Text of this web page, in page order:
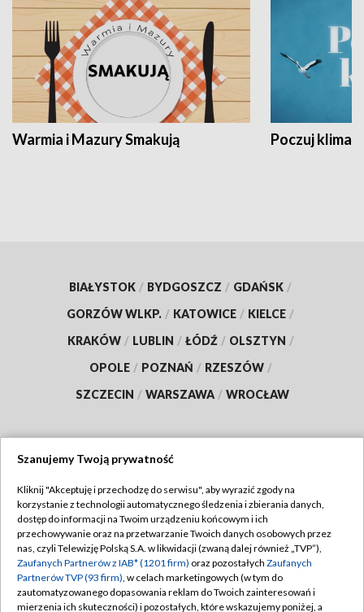
Warmia i Mazury Smakują Poczuj klimat
BIAŁYSTOK / BYDGOSZCZ / GDAŃSK /
GORZÓW WLKP. / KATOWICE / KIELCE /
KRAKÓW / LUBLIN / ŁÓDŹ / OLSZTYN /
OPOLE / POZNAŃ / RZESZÓW /
SZCZECIN / WARSZAWA / WROCŁAW
TVP
Abonament TVP
Emisja w TVP
Centrum informacji TVP
Regulamin TVP
Polityka prywatności
Moje zgody
Szanujemy Twoją prywatność
Kliknij "Akceptuję i przechodzę do serwisu", aby wyrazić zgody na
korzystanie z technologii automatycznego śledzenia i zbierania danych,
dostęp do informacji na Twoim urządzeniu końcowym i ich
przechowywanie oraz na przetwarzanie Twoich danych osobowych przez
nas, czyli Telewizję Polską S.A. w likwidacji (zwaną dalej również „TVP”),
Zaufanych Partnerów z IAB* (1201 firm) oraz pozostałych Zaufanych
Partnerów TVP (93 firm), w celach marketingowych (w tym do
zautomatyzowanego dopasowania reklam do Twoich zainteresowań i
mierzenia ich skuteczności) i pozostałych, które wskazujemy poniżej, a